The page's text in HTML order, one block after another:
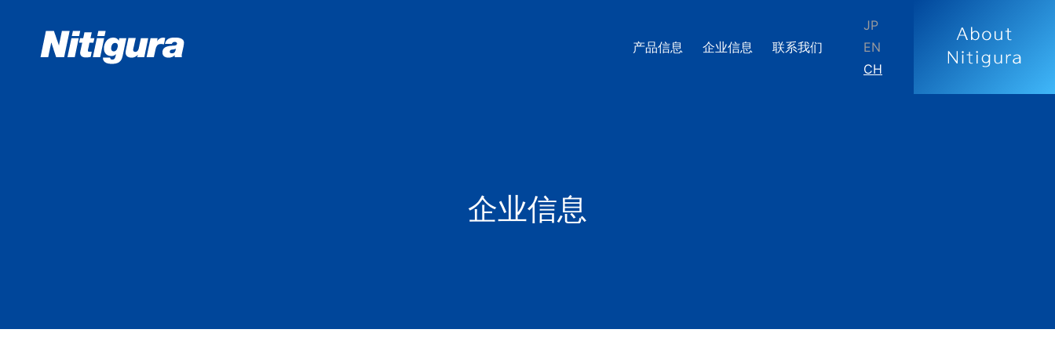
产品信息 企业信息 联系我们
JP
EN
CH
企业信息